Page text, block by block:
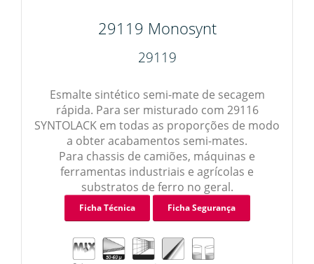
29119 Monosynt
29119
Esmalte sintético semi-mate de secagem
rápida. Para ser misturado com 29116
SYNTOLACK em todas as proporções de modo
a obter acabamentos semi-mates.
Para chassis de camiões, máquinas e
ferramentas industriais e agrícolas e
substratos de ferro no geral.
Ficha Técnica Ficha Segurança